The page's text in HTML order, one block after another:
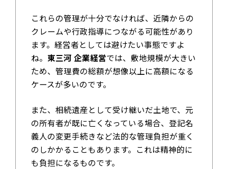
これらの管理が十分でなければ、近隣からの
クレームや行政指導につながる可能性があり
ます。経営者としては避けたい事態ですよ
ね。 東三河 企業経営では、敷地規模が大きい
ため、管理費の総額が想像以上に高額になる
ケースが多いのです。
また、相続遺産として受け継いだ土地で、元
の所有者が既に亡くなっている場合、登記名
義人の変更手続きなど法的な管理負担が重く
のしかかることもあります。これは精神的に
も負担になるものです。